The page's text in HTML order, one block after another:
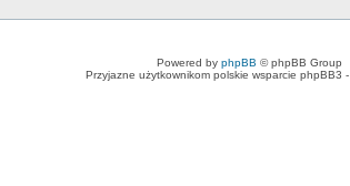
Powered by phpBB © phpBB Group
Przyjazne użytkownikom polskie wsparcie phpBB3 -